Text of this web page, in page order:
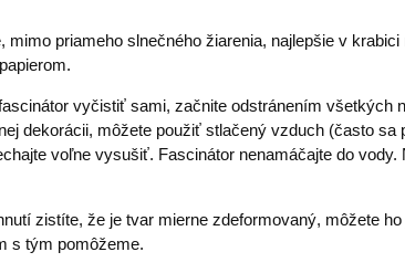
priameho slnečného žiarenia, najlepšie v
vyčistiť sami, začnite odstránením všetkých
dekorácii, môžete použiť stlačený vzduch (často
voľne vysušiť. Fascinátor nenamáčajte do
zistíte, že je tvar mierne zdeformovaný, môžete
s tým pomôžeme.